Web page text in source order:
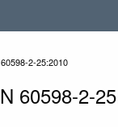
2-25:2010
60598-2-